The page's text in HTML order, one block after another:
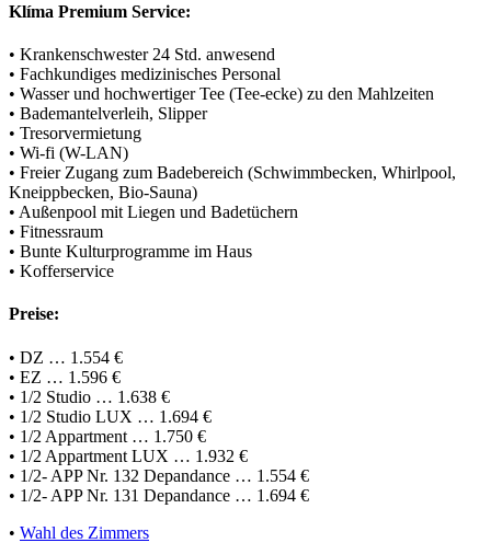
Klíma Premium Service:
• Krankenschwester 24 Std. anwesend
• Fachkundiges medizinisches Personal
• Wasser und hochwertiger Tee (Tee-ecke) zu den Mahlzeiten
• Bademantelverleih, Slipper
• Tresorvermietung
• Wi-fi (W-LAN)
• Freier Zugang zum Badebereich (Schwimmbecken, Whirlpool,
Kneippbecken, Bio-Sauna)
• Außenpool mit Liegen und Badetüchern
• Fitnessraum
• Bunte Kulturprogramme im Haus
• Kofferservice
Preise:
• DZ … 1.554 €
• EZ … 1.596 €
• 1/2 Studio … 1.638 €
• 1/2 Studio LUX … 1.694 €
• 1/2 Appartment … 1.750 €
• 1/2 Appartment LUX … 1.932 €
• 1/2- APP Nr. 132 Depandance … 1.554 €
• 1/2- APP Nr. 131 Depandance … 1.694 €
• Wahl des Zimmers